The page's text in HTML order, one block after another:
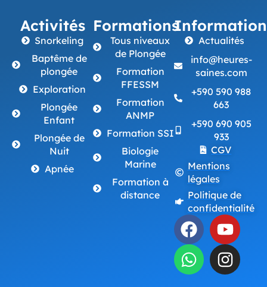
Activités
Snorkeling
Baptême de
plongée
Exploration
Plongée
Enfant
Plongée de
Nuit
Apnée
Formations
Tous niveaux
de Plongée
Formation
FFESSM
Formation
ANMP
Formation SSI
Biologie
Marine
Formation à
distance
Actualités
info@heures-
saines.com
+590 590 988
663
+590 690 905
933
CGV
Mentions
légales
Politique de
confidentialité